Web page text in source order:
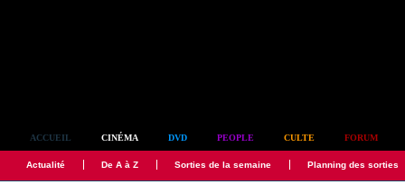
ACCUEIL CINÉMA DVD PEOPLE CULTE FORUM
Actualité De A à Z Sorties de la semaine Planning des sorties